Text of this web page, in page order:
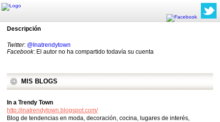
Descripción
Twitter: @Inatrendytown
Facebook: El autor no ha compartido todavía su cuenta
MIS BLOGS
In a Trendy Town
http://inatrendytown.blogspot.com/
Blog de tendencias en moda, decoración, cocina, lugares de interés,